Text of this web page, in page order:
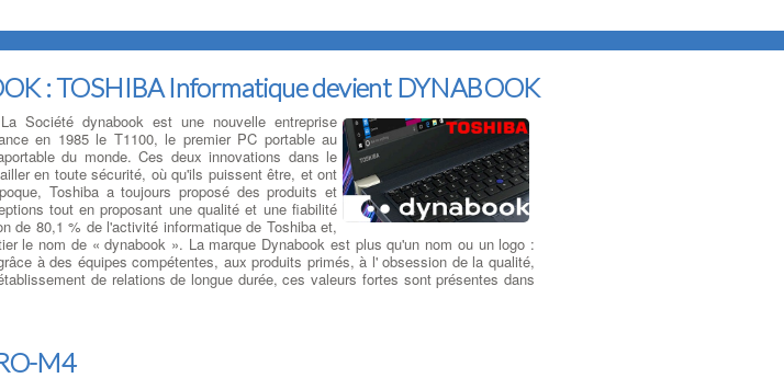
: TOSHIBA Informatique devient DYNABOOK
Société dynabook est une nouvelle entreprise
en 1985 le T1100, le premier PC portable au
du monde. Ces deux innovations dans le
en toute sécurité, où qu'ils puissent être, et ont
Toshiba a toujours proposé des produits et
tout en proposant une qualité et une fiabilité
de 80,1 % de l'activité informatique de Toshiba et,
le nom de « dynabook ». La marque Dynabook est plus qu'un nom ou un logo :
à des équipes compétentes, aux produits primés, à l' obsession de la qualité,
de relations de longue durée, ces valeurs fortes sont présentes dans
M4